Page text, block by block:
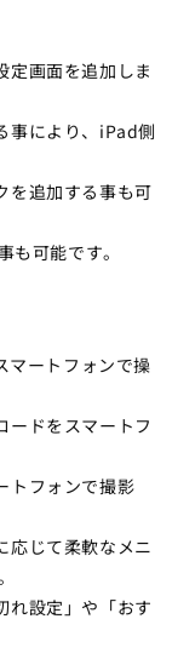
定画面を追加しま
事により、iPad側
を追加する事も可
可能です。
マートフォンで操
ードをスマートフ
トフォンで撮影
応じて柔軟なメニ
れ設定」や「おす